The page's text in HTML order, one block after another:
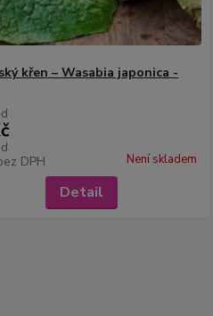
křen – Wasabia japonica -
DPH Není skladem
Detail